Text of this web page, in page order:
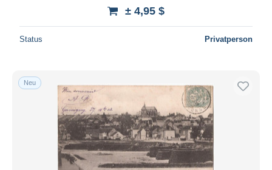
± 4,95 $
Status Privatperson
Neu